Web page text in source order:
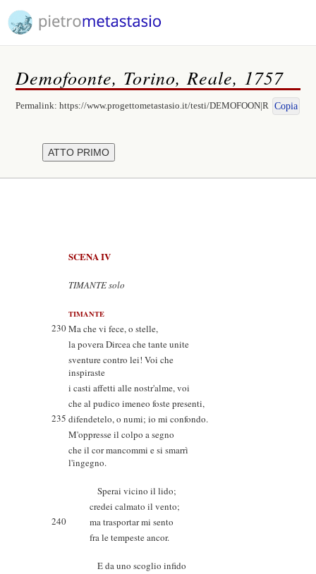
Demofoonte, Torino, Reale, 1757
Permalink:https://www.progettometastasio.it/testi/DEMOFOON|R Copia
SCENA IV
TIMANTE solo
TIMANTE
230Ma che vi fece, o stelle,
la povera Dircea che tante unite
sventure contro lei! Voi che
inspiraste
i casti affetti alle nostr'alme, voi
che al pudico imeneo foste presenti,
235 difendetelo, o numi; io mi confondo.
M'oppresse il colpo a segno
che il cor mancommi e si smarrì
l'ingegno.
Sperai vicino il lido;
credei calmato il vento;
240
ma trasportar mi sento
fra le tempeste ancor.
E da uno scoglio infido